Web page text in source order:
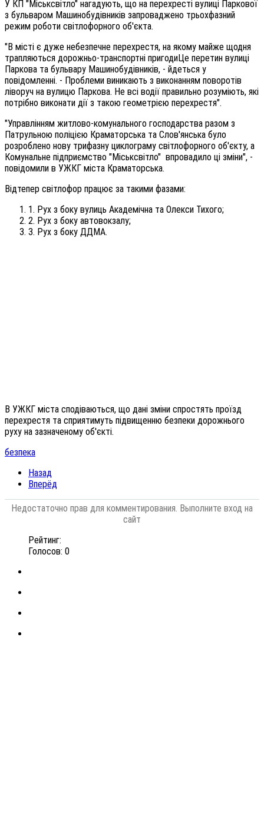
У КП "Міськсвітло" нагадують, що на перехресті вулиці Паркової
з бульваром Машинобудівників запроваджено трьохфазний
режим роботи світлофорного об'єкта.
"В місті є дуже небезпечне перехрестя, на якому майже щодня
трапляються дорожньо-транспортні пригодиЦе перетин вулиці
Паркова та бульвару Машинобудівників, - йдеться у
повідомленні. - Проблеми виникають з виконанням поворотів
ліворуч на вулицю Паркова. Не всі водії правильно розуміють, які
потрібно виконати дії з такою геометрією перехрестя".
"Управлінням житлово-комунального господарства разом з
Патрульною поліцією Краматорська та Слов'янська було
розроблено нову трифазну циклограму світлофорного об'єкту, а
Комунальне підприємство "Міськсвітло" впровадило ці зміни", -
повідомили в УЖКГ міста Краматорська.
Відтепер світлофор працює за такими фазами:
1. Рух з боку вулиць Академічна та Олекси Тихого;
2. Рух з боку автовокзалу;
3. Рух з боку ДДМА.
В УЖКГ міста сподіваються, що дані зміни спростять проїзд
перехрестя та сприятимуть підвищенню безпеки дорожнього
руху на зазначеному об'єкті.
безпека
Назад
Вперёд
Недостаточно прав для комментирования. Выполните вход на
сайт
Рейтинг:
Голосов: 0